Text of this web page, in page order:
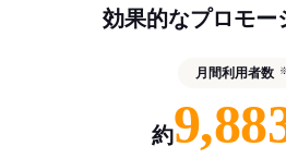
効果的なプロモー
月間利用者数
約